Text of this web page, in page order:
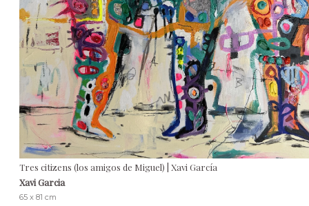
Tres citizens (los amigos de Miguel) | Xavi García
Xavi Garcia
65 x 81 cm